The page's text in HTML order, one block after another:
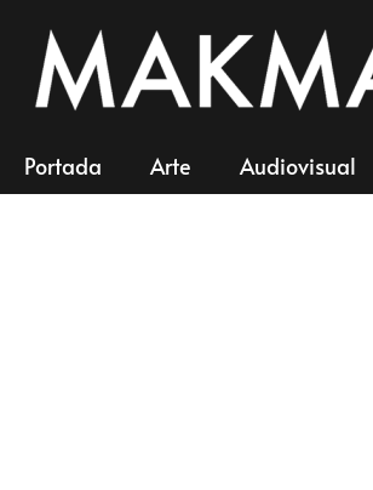
Portada Arte Audiovisual